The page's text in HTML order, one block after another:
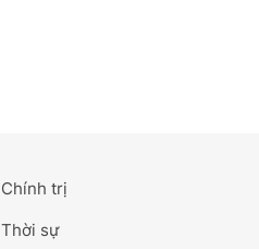
Đắk Lắk
Chính trị
Thời sự